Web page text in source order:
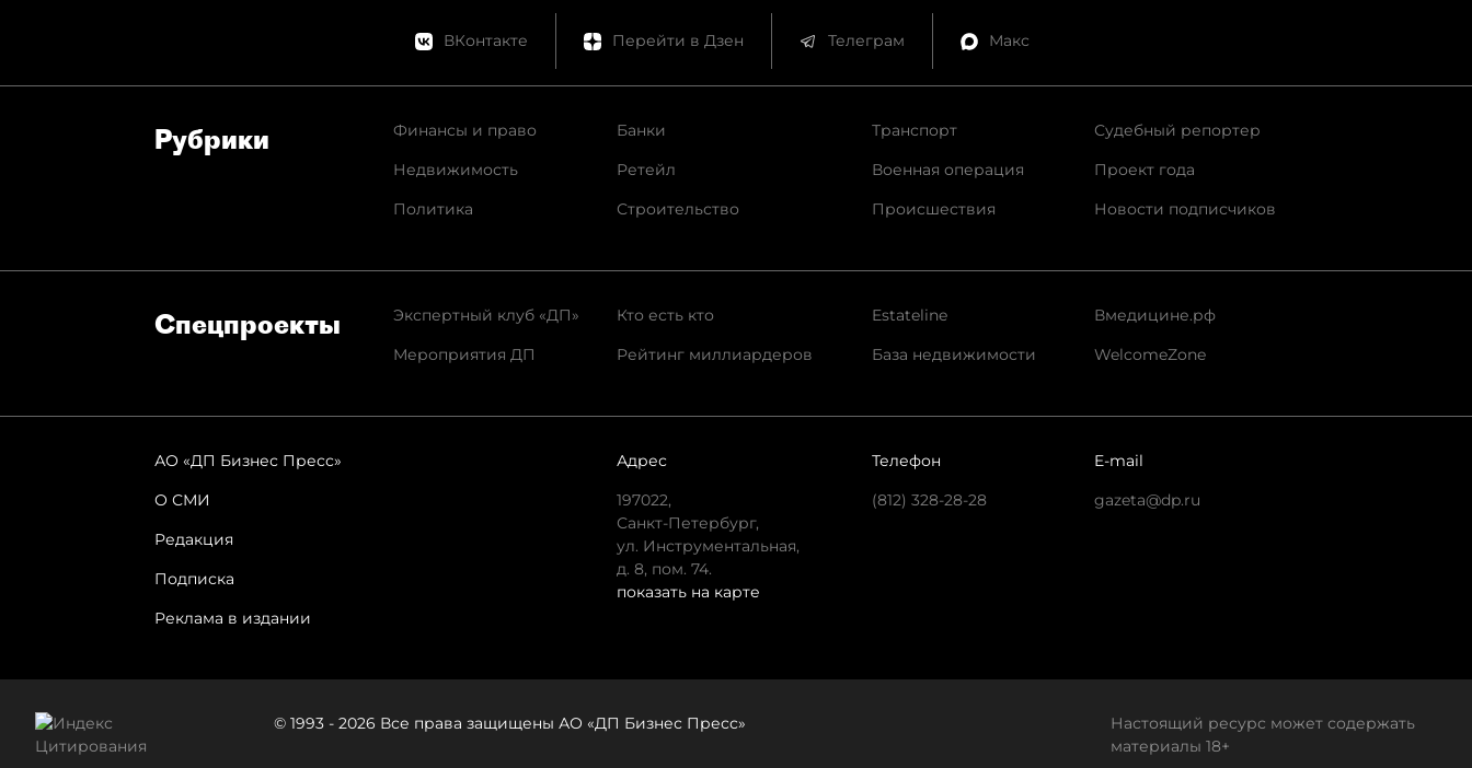
ВКонтакте Перейти в Дзен Телеграм Макс
Рубрики
Финансы и право
Недвижимость
Политика
Банки
Ретейл
Строительство
Транспорт
Военная операция
Происшествия
Судебный репортер
Проект года
Новости подписчиков
Спец­проекты
Экспертный клуб «ДП»
Мероприятия ДП
Кто есть кто
Рейтинг миллиардеров
Estateline
База недвижимости
Вмедицине.рф
WelcomeZone
АО «ДП Бизнес Пресс»
О СМИ
Редакция
Подписка
Реклама в издании
Адрес
197022,
Санкт-Петербург,
ул. Инструментальная,
д. 8, пом. 74.
показать на карте
Телефон
(812) 328-28-28
E-mail
gazeta@dp.ru
© 1993 - 2026 Все права защищены АО «ДП Бизнес Пресс»
Настоящий ресурс может содержать
материалы 18+